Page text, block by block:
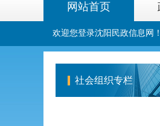
网站首页
欢迎您登录沈阳民政信息网！
社会组织专栏